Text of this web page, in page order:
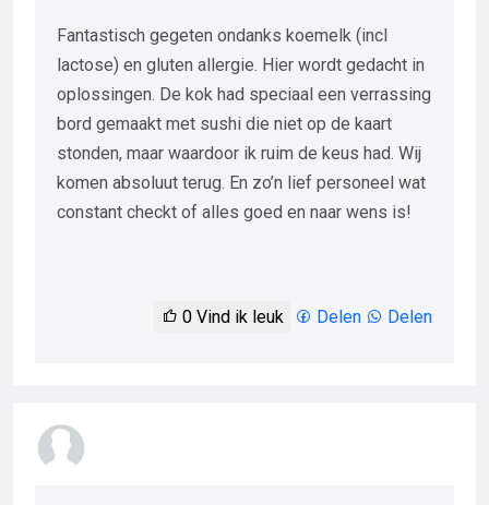
Fantastisch gegeten ondanks koemelk (incl
lactose) en gluten allergie. Hier wordt gedacht in
oplossingen. De kok had speciaal een verrassing
bord gemaakt met sushi die niet op de kaart
stonden, maar waardoor ik ruim de keus had. Wij
komen absoluut terug. En zo’n lief personeel wat
constant checkt of alles goed en naar wens is!
0 Vind ik leuk Delen Delen